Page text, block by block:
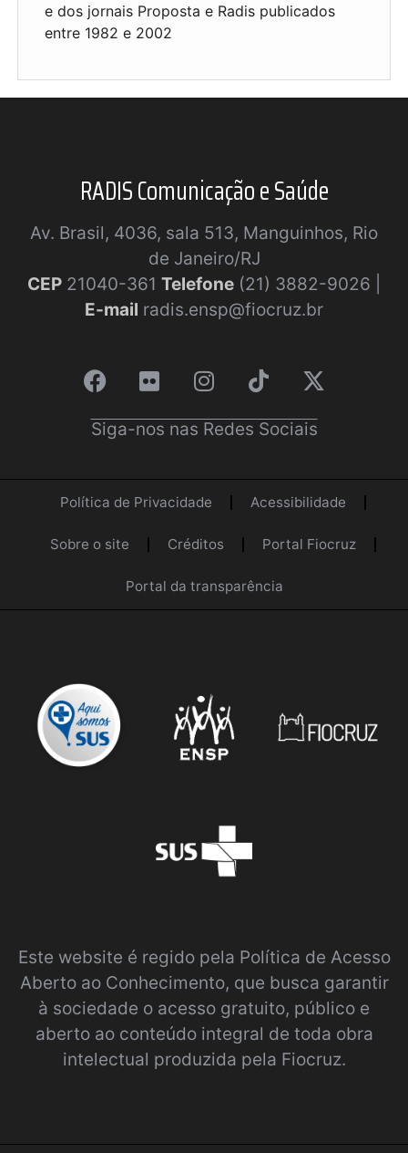
e dos jornais Proposta e Radis publicados
entre 1982 e 2002
RADIS Comunicação e Saúde
Av. Brasil, 4036, sala 513, Manguinhos, Rio
de Janeiro/RJ
CEP 21040-361 Telefone (21) 3882-9026 |
E-mail radis.ensp@fiocruz.br
Siga-nos nas Redes Sociais
Política de Privacidade Acessibilidade
Sobre o site Créditos Portal Fiocruz
Portal da transparência
Este website é regido pela Política de Acesso
Aberto ao Conhecimento, que busca garantir
à sociedade o acesso gratuito, público e
aberto ao conteúdo integral de toda obra
intelectual produzida pela Fiocruz.